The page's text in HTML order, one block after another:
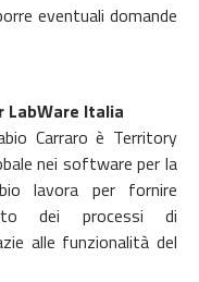
eventuali domande
LabWare Italia
Carraro è Territory
nei software per la
lavora per fornire
dei processi di
alle funzionalità del